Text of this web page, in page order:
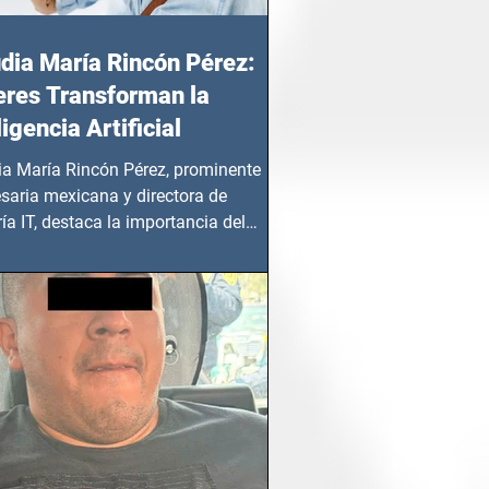
María Rincón Pérez:
Transforman la
Artificial
María Rincón Pérez, prominente
mexicana y directora de
IT, destaca la importancia del